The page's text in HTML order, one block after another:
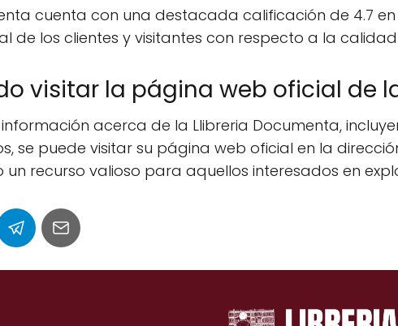
cuenta con una destacada calificación de 4.7
de los clientes y visitantes con respecto a la
visitar la página web oficial de
acerca de la Llibreria Documenta,
se puede visitar su página web oficial en la
un recurso valioso para aquellos interesados en